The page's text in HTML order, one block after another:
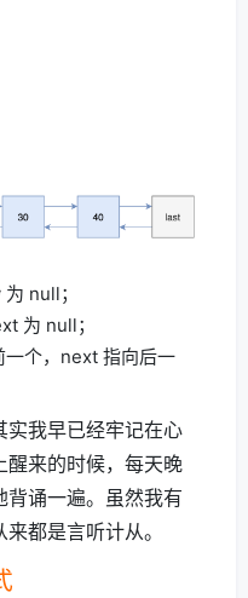
null；
为 null；
个，next 指向后一
实我早已经牢记在心
醒来的时候，每天晚
背诵一遍。虽然我有
都是言听计从。